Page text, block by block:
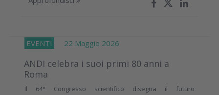
EVENTI 22 Maggio 2026
ANDI celebra i suoi primi 80 anni a
Roma
Il 64° Congresso scientifico disegna il futuro